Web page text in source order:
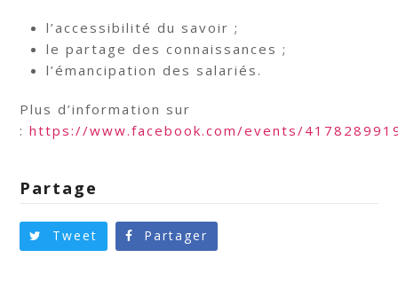
l’accessibilité du savoir ;
le partage des connaissances ;
l’émancipation des salariés.
Plus d’information sur
:https://www.facebook.com/events/
Partage
Tweet Partager